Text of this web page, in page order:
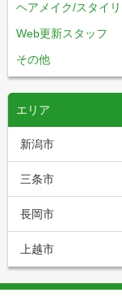
ヘアメイク/スタイリ
Web更新スタッフ
その他
エリア
新潟市
三条市
長岡市
上越市